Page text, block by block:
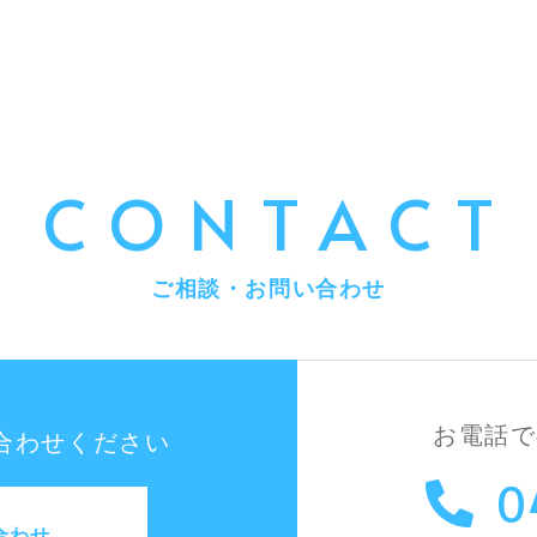
CONTACT
ご相談・お問い合わせ
わせください お電話